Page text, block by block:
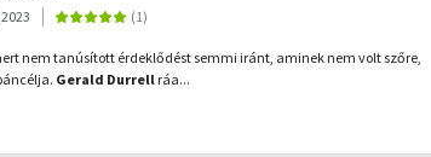
nem tanúsított érdeklődést semmi iránt, aminek nem volt szőre,
Gerald Durrell ráa...